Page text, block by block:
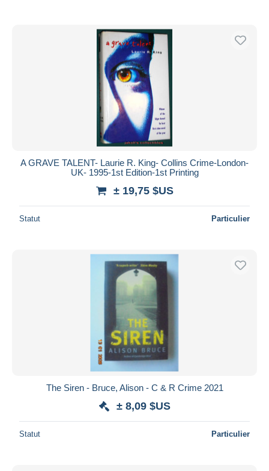
A GRAVE TALENT- Laurie R. King- Collins Crime-London-
UK- 1995-1st Edition-1st Printing
± 19,75 $US
Statut Particulier
The Siren - Bruce, Alison - C & R Crime 2021
± 8,09 $US
Statut Particulier